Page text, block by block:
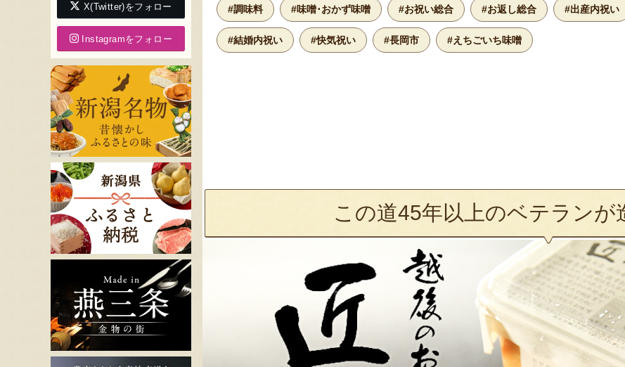
#調味料 #味噌･おかず味噌 #お祝い総合 #お返し総合 #出産内祝い
#結婚内祝い #快気祝い #長岡市 #えちごいち味噌
この道45年以上のベテランが
X(Twitter)をフォロー
Instagramをフォロー